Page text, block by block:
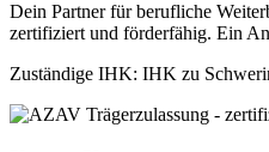
Dein Partner für berufliche
zertifiziert und förderfähig. Ein
Zuständige IHK: IHK zu